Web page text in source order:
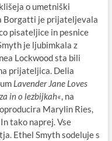
o umetniški
Borgatti je prijateljevala
pisateljice in pesnice
je ljubimkala z
Lockwood sta bili
prijateljica. Delia
Lavender Jane Loves
in o lezbijkah«, na
Marylin Ries,
tako naprej. Vse
Ethel Smyth sodeluje s